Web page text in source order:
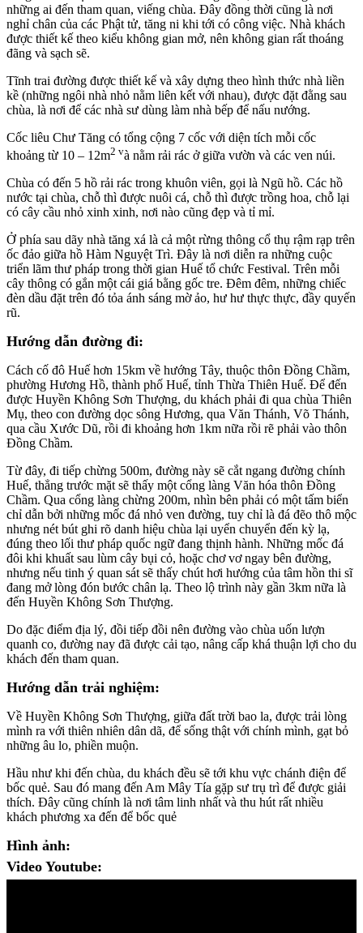
những ai đến tham quan, viếng chùa. Đây đồng thời cũng là nơi
nghỉ chân của các Phật tử, tăng ni khi tới có công việc. Nhà khách
được thiết kế theo kiểu không gian mở, nên không gian rất thoáng
đãng và sạch sẽ.
Tĩnh trai đường được thiết kế và xây dựng theo hình thức nhà liền
kề (những ngôi nhà nhỏ nằm liên kết với nhau), được đặt đằng sau
chùa, là nơi để các nhà sư dùng làm nhà bếp để nấu nướng.
Cốc liêu Chư Tăng có tổng cộng 7 cốc với diện tích mỗi cốc
khoảng từ 10 – 12m2 và nằm rải rác ở giữa vườn và các ven núi.
Chùa có đến 5 hồ rải rác trong khuôn viên, gọi là Ngũ hồ. Các hồ
nước tại chùa, chỗ thì được nuôi cá, chỗ thì được trồng hoa, chỗ lại
có cây cầu nhỏ xinh xinh, nơi nào cũng đẹp và tỉ mỉ.
Ở phía sau dãy nhà tăng xá là cả một rừng thông cổ thụ rậm rạp trên
ốc đảo giữa hồ Hàm Nguyệt Trì. Đây là nơi diễn ra những cuộc
triển lãm thư pháp trong thời gian Huế tổ chức Festival. Trên mỗi
cây thông có gắn một cái giá bằng gốc tre. Đêm đêm, những chiếc
đèn dầu đặt trên đó tỏa ánh sáng mờ ảo, hư hư thực thực, đầy quyến
rũ.
Hướng dẫn đường đi:
Cách cố đô Huế hơn 15km về hướng Tây, thuộc thôn Đồng Chầm,
phường Hương Hồ, thành phố Huế, tỉnh Thừa Thiên Huế. Để đến
được Huyền Không Sơn Thượng, du khách phải đi qua chùa Thiên
Mụ, theo con đường dọc sông Hương, qua Văn Thánh, Võ Thánh,
qua cầu Xước Dũ, rồi đi khoảng hơn 1km nữa rồi rẽ phải vào thôn
Đồng Chầm.
Từ đây, đi tiếp chừng 500m, đường này sẽ cắt ngang đường chính
Huế, thẳng trước mặt sẽ thấy một cổng làng Văn hóa thôn Đồng
Chầm. Qua cổng làng chừng 200m, nhìn bên phải có một tấm biển
chỉ dẫn bởi những mốc đá nhỏ ven đường, tuy chỉ là đá đẽo thô mộc
nhưng nét bút ghi rõ danh hiệu chùa lại uyển chuyển đến kỳ lạ,
đúng theo lối thư pháp quốc ngữ đang thịnh hành. Những mốc đá
đôi khi khuất sau lùm cây bụi cỏ, hoặc chơ vơ ngay bên đường,
nhưng nếu tinh ý quan sát sẽ thấy chút hơi hướng của tâm hồn thi sĩ
đang mở lòng đón bước chân lạ. Theo lộ trình này gần 3km nữa là
đến Huyền Không Sơn Thượng.
Do đặc điểm địa lý, đồi tiếp đồi nên đường vào chùa uốn lượn
quanh co, đường nay đã được cải tạo, nâng cấp khá thuận lợi cho du
khách đến tham quan.
Hướng dẫn trải nghiệm:
Về Huyền Không Sơn Thượng, giữa đất trời bao la, được trải lòng
mình ra với thiên nhiên dân dã, để sống thật với chính mình, gạt bỏ
những âu lo, phiền muộn.
Hầu như khi đến chùa, du khách đều sẽ tới khu vực chánh điện để
bốc quẻ. Sau đó mang đến Am Mây Tía gặp sư trụ trì để được giải
thích. Đây cũng chính là nơi tâm linh nhất và thu hút rất nhiều
khách phương xa đến để bốc quẻ
Hình ảnh:
Video Youtube: